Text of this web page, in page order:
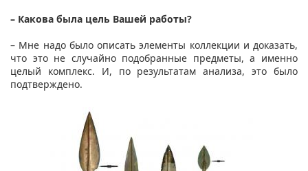
– Какова была цель Вашей работы?
– Мне надо было описать элементы коллекции и доказать,
что это не случайно подобранные предметы, а именно
целый комплекс. И, по результатам анализа, это было
подтверждено.